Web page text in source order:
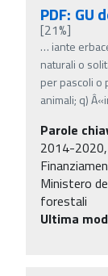
PDF:
[21%]
… iante
naturali o
per pascoli o
animali; q)
Parole
2014-2020,
Ministero
forestali
Ultima